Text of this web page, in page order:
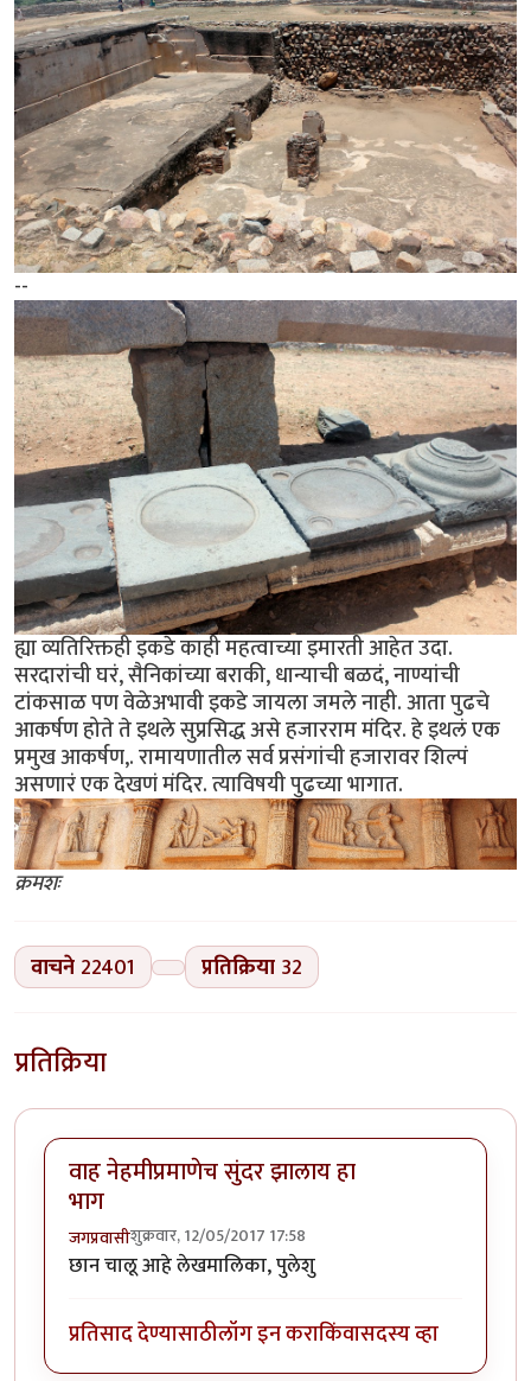
--
ह्या व्यतिरिक्तही इकडे काही महत्वाच्या इमारती आहेत उदा.
सरदारांची घरं, सैनिकांच्या बराकी, धान्याची बळदं, नाण्यांची
टांकसाळ पण वेळेअभावी इकडे जायला जमले नाही. आता पुढचे
आकर्षण होते ते इथले सुप्रसिद्ध असे हजारराम मंदिर. हे इथलं एक
प्रमुख आकर्षण,. रामायणातील सर्व प्रसंगांची हजारावर शिल्पं
असणारं एक देखणं मंदिर. त्याविषयी पुढच्या भागात.
क्रमशः
वाचने 22401 प्रतिक्रिया 32
प्रतिक्रिया
वाह नेहमीप्रमाणेच सुंदर झालाय हा
भाग
जगप्रवासीशुक्रवार, 12/05/2017 17:58
छान चालू आहे लेखमालिका, पुलेशु
प्रतिसाद देण्यासाठीलॉग इन कराकिंवासदस्य व्हा